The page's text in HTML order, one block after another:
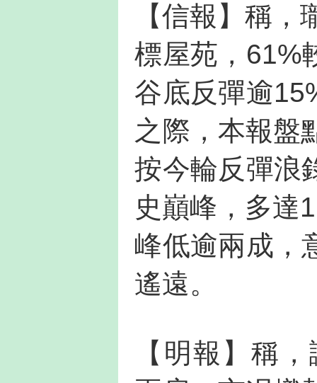
【信報】稱
標屋苑，61%
谷底反彈逾
之際，本報盤
按今輪反彈浪
史巔峰，多達
峰低逾兩成，
遙遠。
【明報】稱